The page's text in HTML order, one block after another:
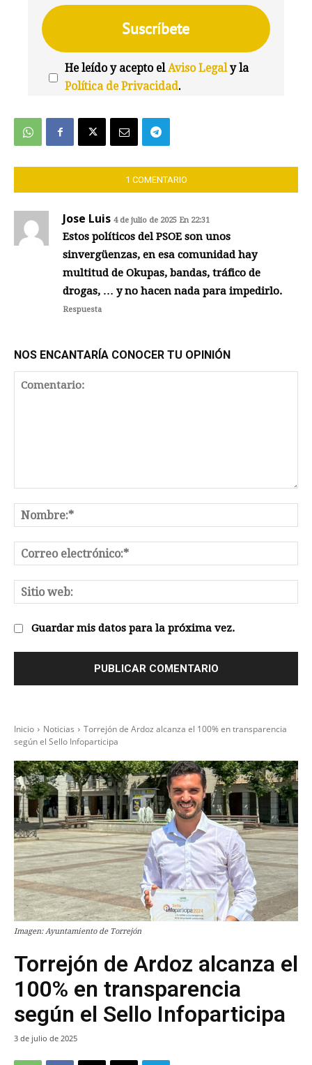
He leído y acepto elAviso Legaly la
Política de Privacidad.
1 COMENTARIO
Jose Luis 4 de julio de 2025 En 22:31
Estos políticos del PSOE son unos
sinvergüenzas, en esa comunidad hay
multitud de Okupas, bandas, tráfico de
drogas, … y no hacen nada para impedirlo.
Respuesta
NOS ENCANTARÍA CONOCER TU OPINIÓN
Guardar mis datos para la próxima vez.